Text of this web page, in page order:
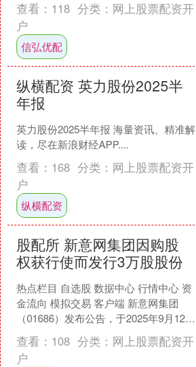
产。这里注意是成长而....
查看： 118 分类： 网上股票配资开
户
信弘优配
纵横配资 英力股份2025半
年报
英力股份2025半年报 海量资讯、精准解
读，尽在新浪财经APP....
查看： 168 分类： 网上股票配资开
户
纵横配资
股配所 新意网集团因购股
权获行使而发行3万股股份
热点栏目 自选股 数据中心 行情中心 资
金流向 模拟交易 客户端 新意网集团
（01686）发布公告，于2025年9月12日
因购股权获行使而发行3万股股份。 海
量....
查看： 108 分类： 网上股票配资开
户